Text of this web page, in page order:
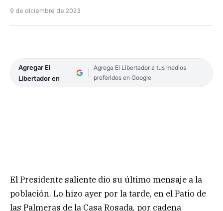
9 de diciembre de 2023
Agregar El
Libertador en
Agrega El Libertador a tus medios
preferidos en Google
El Presidente saliente dio su último mensaje a la
población. Lo hizo ayer por la tarde, en el Patio de
las Palmeras de la Casa Rosada, por cadena